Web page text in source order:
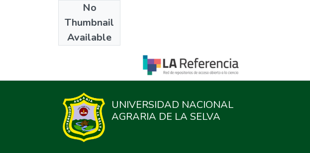
No
Thumbnail
Available
Collections
Economía
UNIVERSIDAD NACIONAL
AGRARIA DE LA SELVA